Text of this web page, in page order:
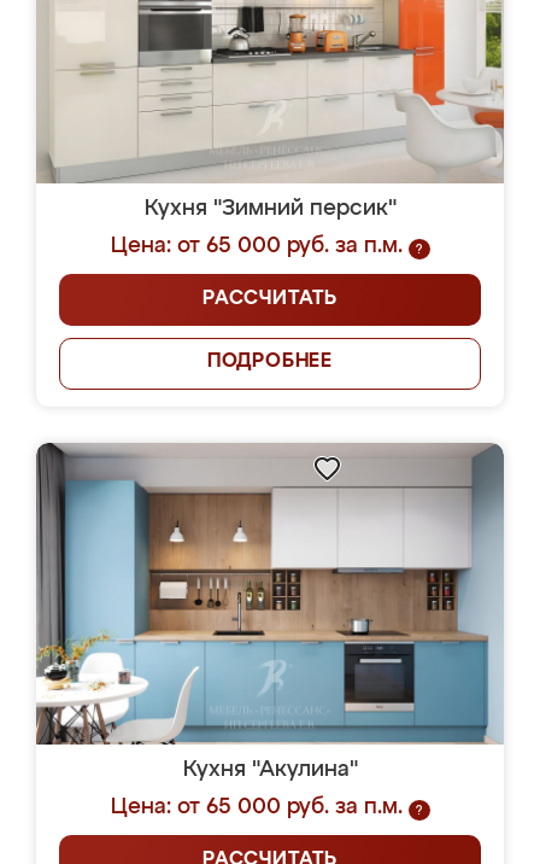
Кухня "Зимний персик"
Цена: от 65 000 руб. за п.м.
?
РАССЧИТАТЬ
ПОДРОБНЕЕ
Кухня "Акулина"
Цена: от 65 000 руб. за п.м.
?